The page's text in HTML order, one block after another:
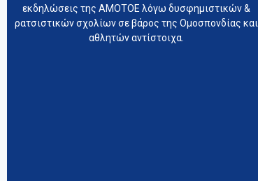
εκδηλώσεις της ΑΜΟΤΟΕ λόγω δυσφημιστικών &
ρατσιστικών σχολίων σε βάρος της Ομοσπονδίας και
αθλητών αντίστοιχα.